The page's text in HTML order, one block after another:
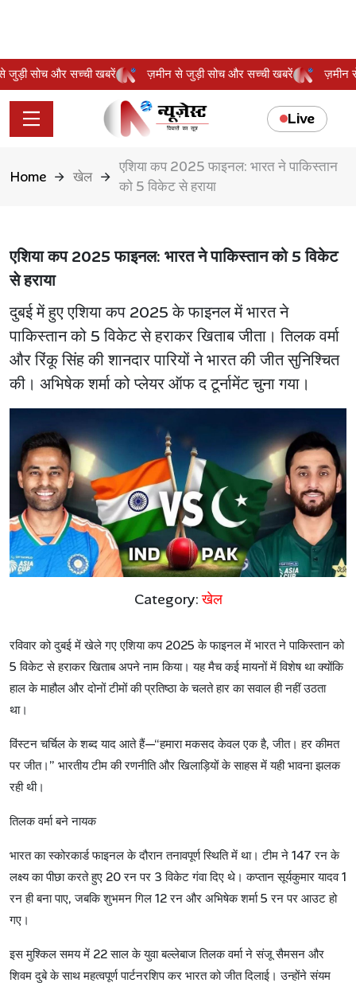
से जुड़ी सोच और सच्ची खबरें ज़मीन से जुड़ी सोच और सच्ची खबरें
Live
Home खेल
एशिया कप 2025 फाइनल: भारत ने पाकिस्तान
को 5 विकेट से हराया
एशिया कप 2025 फाइनल: भारत ने पाकिस्तान को 5 विकेट
से हराया
दुबई में हुए एशिया कप 2025 के फाइनल में भारत ने
पाकिस्तान को 5 विकेट से हराकर खिताब जीता। तिलक वर्मा
और रिंकू सिंह की शानदार पारियों ने भारत की जीत सुनिश्चित
की। अभिषेक शर्मा को प्लेयर ऑफ द टूर्नामेंट चुना गया।
Category:खेल
रविवार को दुबई में खेले गए एशिया कप2025के फाइनल में भारत ने पाकिस्तान को
5विकेट से हराकर खिताब अपने नाम किया। यह मैच कई मायनों में विशेष था क्योंकि
हाल के माहौल और दोनों टीमों की प्रतिष्ठा के चलते हार का सवाल ही नहीं उठता
था।
विंस्टन चर्चिल के शब्द याद आते हैं—“हमारा मकसद केवल एक है,जीत। हर कीमत
पर जीत। ” भारतीय टीम की रणनीति और खिलाड़ियों के साहस में यही भावना झलक
रही थी।
तिलक वर्मा बने नायक
भारत का स्कोरकार्ड फाइनल के दौरान तनावपूर्ण स्थिति में था। टीम ने 147रन के
लक्ष्य का पीछा करते हुए 20रन पर 3विकेट गंवा दिए थे। कप्तान सूर्यकुमार यादव1
रन ही बना पाए,जबकि शुभमन गिल 12रन और अभिषेक शर्मा5रन पर आउट हो
गए।
इस मुश्किल समय में 22साल के युवा बल्लेबाज तिलक वर्मा ने संजू सैमसन और
शिवम दुबे के साथ महत्वपूर्ण पार्टनरशिप कर भारत को जीत दिलाई। उन्होंने संयम